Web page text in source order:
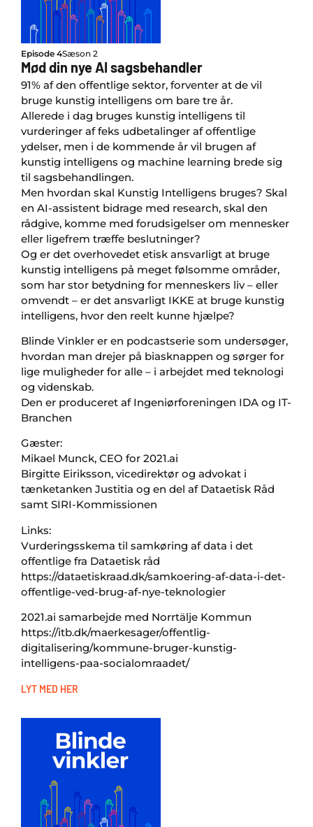
Episode 4Sæson 2
Mød din nye AI sagsbehandler
91% af den offentlige sektor, forventer at de vil
bruge kunstig intelligens om bare tre år.
Allerede i dag bruges kunstig intelligens til
vurderinger af feks udbetalinger af offentlige
ydelser, men i de kommende år vil brugen af
kunstig intelligens og machine learning brede sig
til sagsbehandlingen.
Men hvordan skal Kunstig Intelligens bruges? Skal
en AI-assistent bidrage med research, skal den
rådgive, komme med forudsigelser om mennesker
eller ligefrem træffe beslutninger?
Og er det overhovedet etisk ansvarligt at bruge
kunstig intelligens på meget følsomme områder,
som har stor betydning for menneskers liv – eller
omvendt – er det ansvarligt IKKE at bruge kunstig
intelligens, hvor den reelt kunne hjælpe?
Blinde Vinkler er en podcastserie som undersøger,
hvordan man drejer på biasknappen og sørger for
lige muligheder for alle – i arbejdet med teknologi
og videnskab.
Den er produceret af Ingeniørforeningen IDA og IT-
Branchen
Gæster:
Mikael Munck, CEO for 2021.ai
Birgitte Eiriksson, vicedirektør og advokat i
tænketanken Justitia og en del af Dataetisk Råd
samt SIRI-Kommissionen
Links:
Vurderingsskema til samkøring af data i det
offentlige fra Dataetisk råd
https://dataetiskraad.dk/samkoering-af-data-i-det-
offentlige-ved-brug-af-nye-teknologier
2021.ai samarbejde med Norrtälje Kommun
https://itb.dk/maerkesager/offentlig-
digitalisering/kommune-bruger-kunstig-
intelligens-paa-socialomraadet/
LYT MED HER